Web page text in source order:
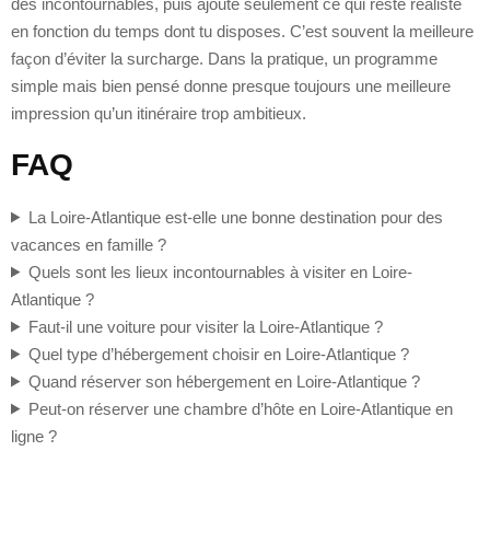
en fonction du temps dont tu disposes. C’est souvent la meilleure
façon d’éviter la surcharge. Dans la pratique, un programme
simple mais bien pensé donne presque toujours une meilleure
impression qu’un itinéraire trop ambitieux.
FAQ
La Loire-Atlantique est-elle une bonne destination pour des
vacances en famille ?
Quels sont les lieux incontournables à visiter en Loire-
Atlantique ?
Faut-il une voiture pour visiter la Loire-Atlantique ?
Quel type d’hébergement choisir en Loire-Atlantique ?
Quand réserver son hébergement en Loire-Atlantique ?
Peut-on réserver une chambre d’hôte en Loire-Atlantique en
ligne ?